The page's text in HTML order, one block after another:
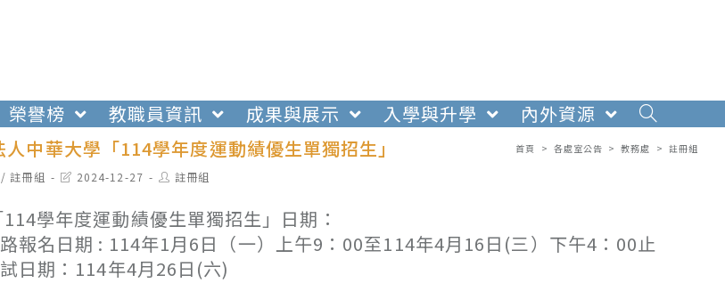
榮譽榜 教職員資訊 成果與展示 入學與升學
內外資源
中華大學「114學年度運動績優生單獨招生」
首頁 > 各處室公告 > 教務處 > 註冊組
/ 註冊組
Post2024-12-27
Post註冊組
學年度運動績優生單獨招生」日期：
名日期 : 114年1月6日（一）上午9：00至114年4月16日(三）下午4：00止
期：114年4月26日(六)